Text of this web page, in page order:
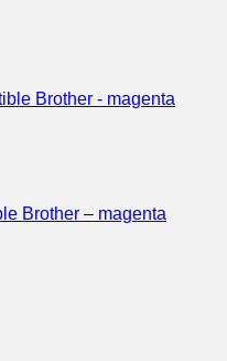
Brother – magenta